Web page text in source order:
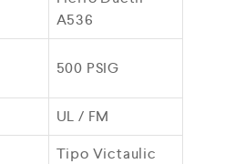
A536
500 PSIG
UL / FM
Tipo Victaulic